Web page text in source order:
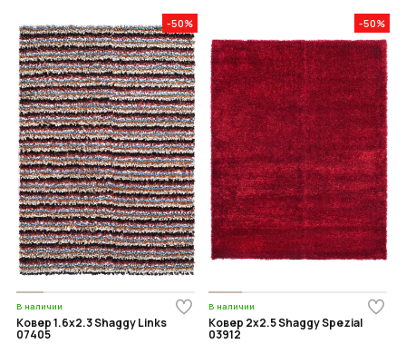
-50%
В наличии
Ковер 1.6x2.3 Shaggy Links
07405
-50%
В наличии
Ковер 2x2.5 Shaggy Spezial
03912